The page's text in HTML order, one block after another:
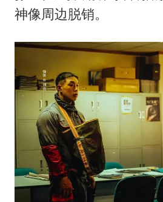
神像周边脱销。